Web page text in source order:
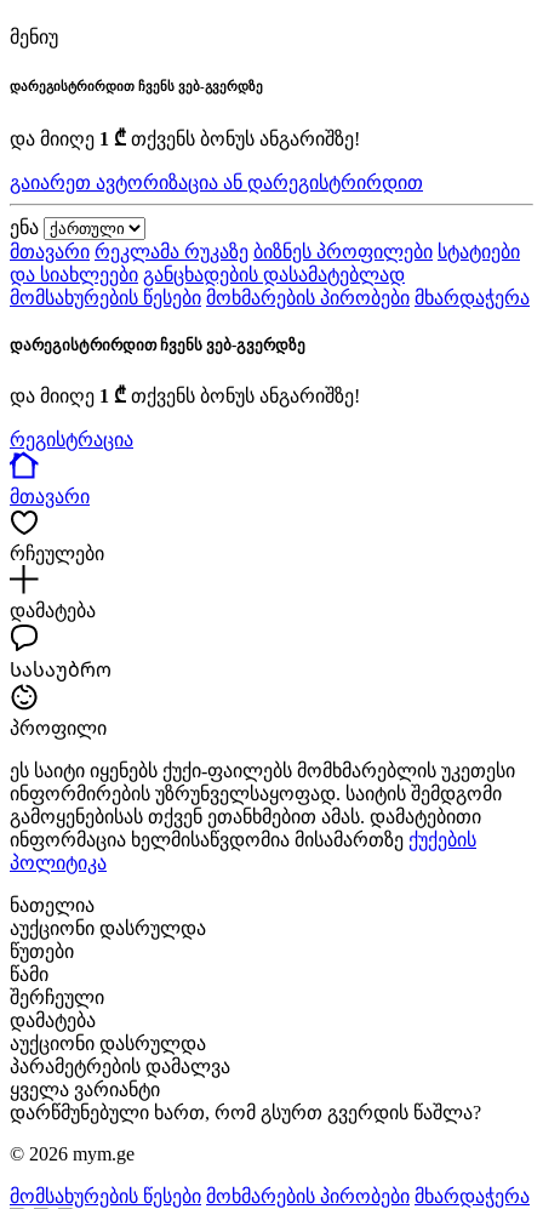
მენიუ
დარეგისტრირდით ჩვენს ვებ-გვერდზე
და მიიღე 1 ₾ თქვენს ბონუს ანგარიშზე!
გაიარეთ ავტორიზაცია ან დარეგისტრირდით
ენა
მთავარი რეკლამა რუკაზე ბიზნეს პროფილები სტატიები
და სიახლეები განცხადების დასამატებლად
მომსახურების წესები მოხმარების პირობები მხარდაჭერა
დარეგისტრირდით ჩვენს ვებ-გვერდზე
და მიიღე 1 ₾ თქვენს ბონუს ანგარიშზე!
რეგისტრაცია
მთავარი
რჩეულები
დამატება
Სასაუბრო
პროფილი
ეს საიტი იყენებს ქუქი-ფაილებს მომხმარებლის უკეთესი
ინფორმირების უზრუნველსაყოფად. საიტის შემდგომი
გამოყენებისას თქვენ ეთანხმებით ამას. დამატებითი
ინფორმაცია ხელმისაწვდომია მისამართზე ქუქების
პოლიტიკა
ნათელია
აუქციონი დასრულდა
წუთები
წამი
შერჩეული
დამატება
აუქციონი დასრულდა
პარამეტრების დამალვა
ყველა ვარიანტი
დარწმუნებული ხართ, რომ გსურთ გვერდის წაშლა?
© 2026 mym.ge
მომსახურების წესები მოხმარების პირობები მხარდაჭერა